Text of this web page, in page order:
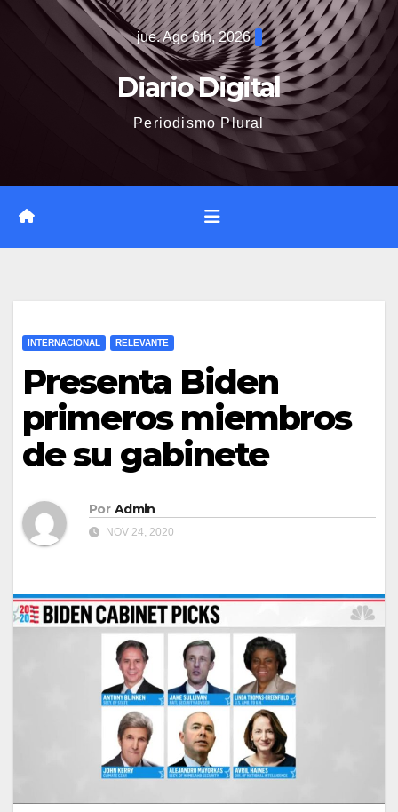
jue. Ago 6th, 2026
Diario Digital
Periodismo Plural
INTERNACIONAL RELEVANTE
Presenta Biden
primeros miembros
de su gabinete
Por Admin
NOV 24, 2020